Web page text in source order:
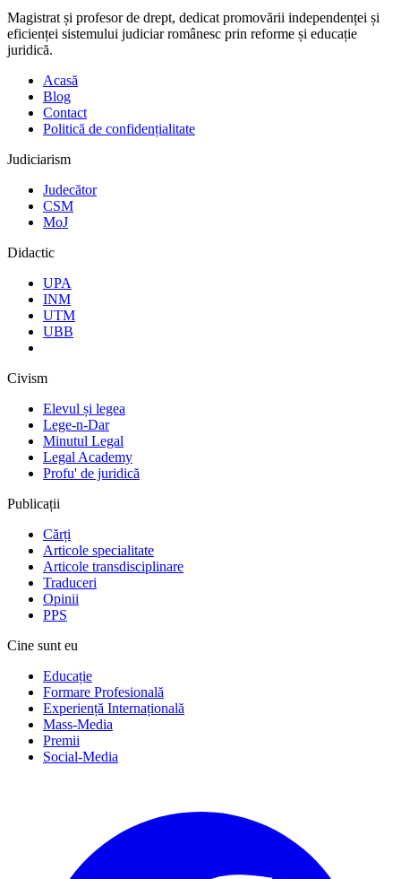
Magistrat și profesor de drept, dedicat promovării independenței și
eficienței sistemului judiciar românesc prin reforme și educație
juridică.
Acasă
Blog
Contact
Politică de confidențialitate
Judiciarism
Judecător
CSM
MoJ
Didactic
UPA
INM
UTM
UBB
Civism
Elevul și legea
Lege-n-Dar
Minutul Legal
Legal Academy
Profu' de juridică
Publicații
Cărți
Articole specialitate
Articole transdisciplinare
Traduceri
Opinii
PPS
Cine sunt eu
Educație
Formare Profesională
Experiență Internațională
Mass-Media
Premii
Social-Media